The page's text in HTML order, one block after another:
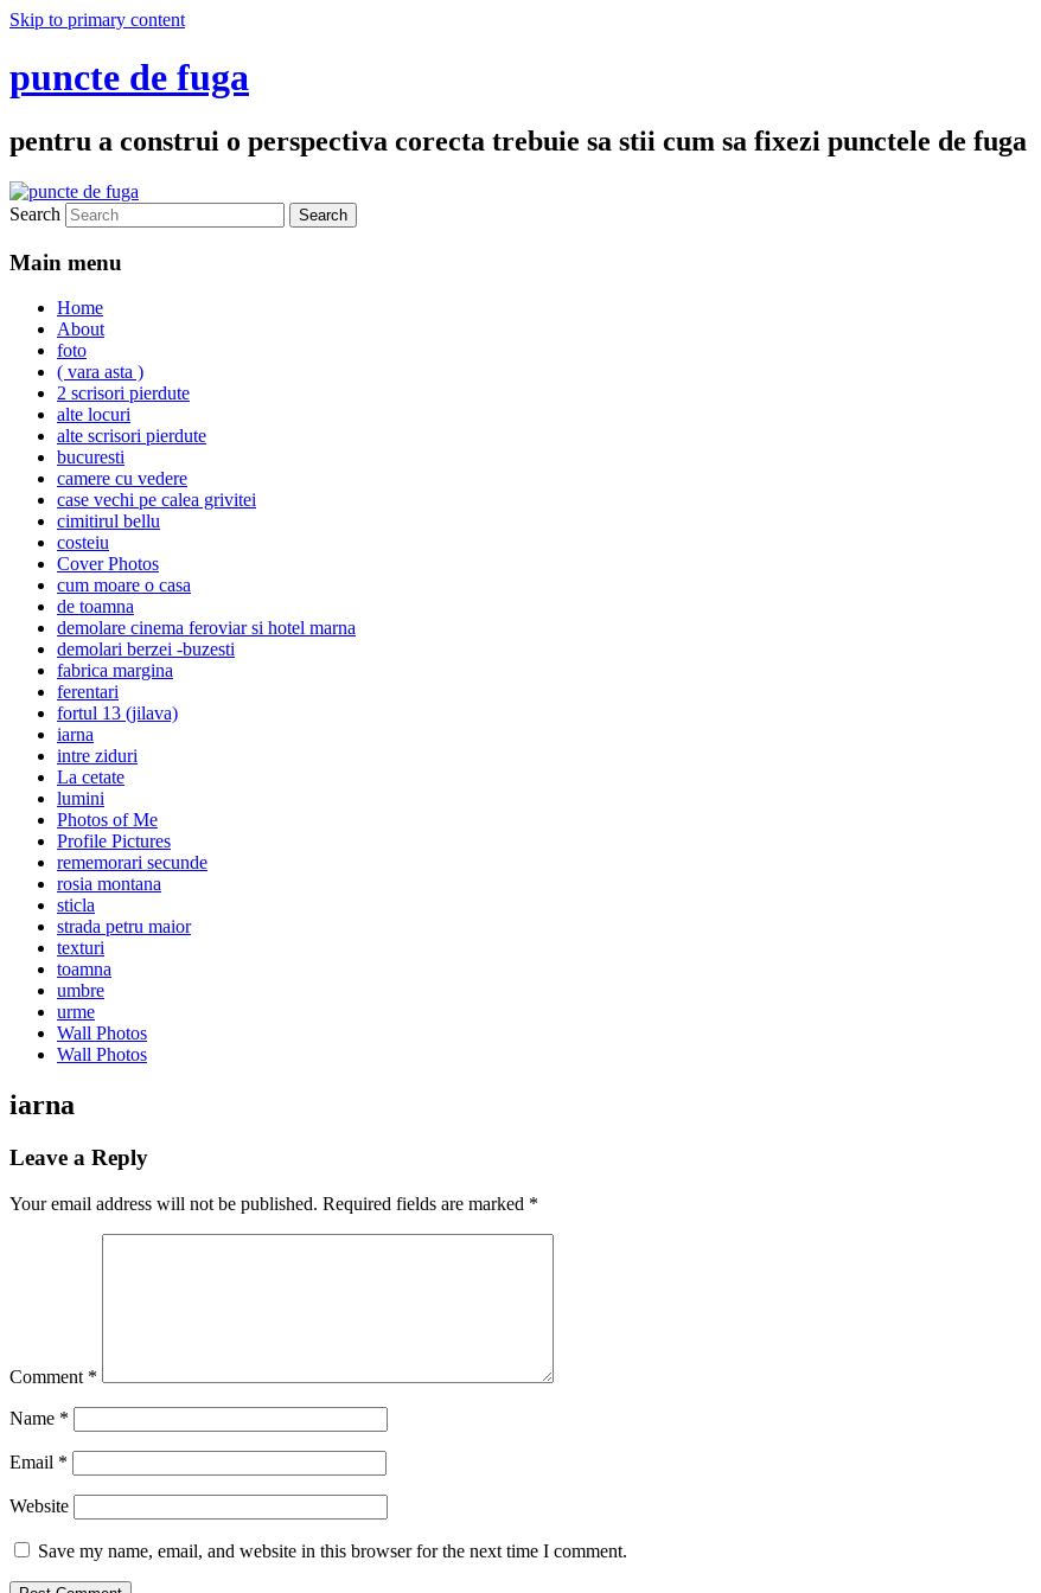
Skip to primary content
puncte de fuga
pentru a construi o perspectiva corecta trebuie sa stii cum sa fixezi punctele de fuga
Search
Main menu
Home
About
foto
( vara asta )
2 scrisori pierdute
alte locuri
alte scrisori pierdute
bucuresti
camere cu vedere
case vechi pe calea grivitei
cimitirul bellu
costeiu
Cover Photos
cum moare o casa
de toamna
demolare cinema feroviar si hotel marna
demolari berzei -buzesti
fabrica margina
ferentari
fortul 13 (jilava)
iarna
intre ziduri
La cetate
lumini
Photos of Me
Profile Pictures
rememorari secunde
rosia montana
sticla
strada petru maior
texturi
toamna
umbre
urme
Wall Photos
Wall Photos
iarna
Leave a Reply
Your email address will not be published. Required fields are marked *
Comment *
Name *
Email *
Website
Save my name, email, and website in this browser for the next time I comment.